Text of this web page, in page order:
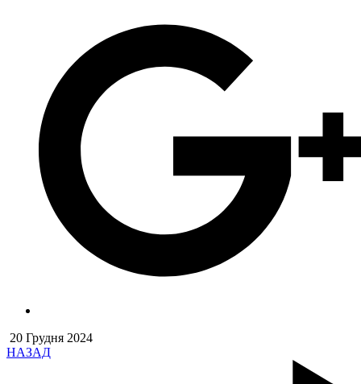
20 Грудня 2024
НАЗАД